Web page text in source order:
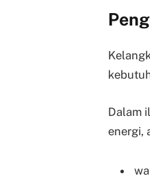
Dalam
energi,